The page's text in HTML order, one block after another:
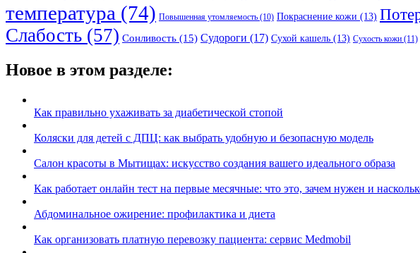
температура (74) Повышенная утомляемость (10) Покраснение кожи (13)
Слабость (57) Сонливость (15) Судороги (17) Сухой кашель (13) Сухость кожи (11)
Новое в этом разделе:
Как правильно ухаживать за диабетической стопой
Коляски для детей с ДПЦ: как выбрать удобную и безопасную модель
Салон красоты в Мытищах: искусство создания вашего идеального образа
Как работает онлайн тест на первые месячные: что это, зачем нужен и
Абдоминальное ожирение: профилактика и диета
Как организовать платную перевозку пациента: сервис Medmobil